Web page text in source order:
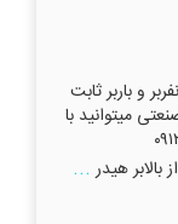
و باربر ثابت
میتوانید با
...